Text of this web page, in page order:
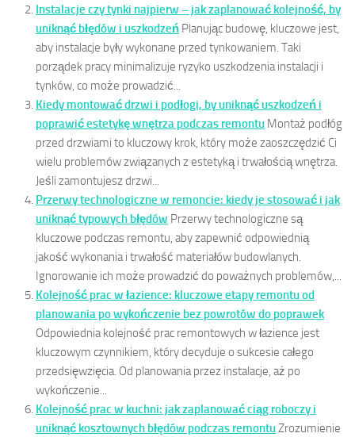
Instalacje czy tynki najpierw – jak zaplanować kolejność, by
uniknąć błędów i uszkodzeń Planując budowę, kluczowe jest,
aby instalacje były wykonane przed tynkowaniem. Taki
porządek pracy minimalizuje ryzyko uszkodzenia instalacji i
tynków, co może prowadzić...
Kiedy montować drzwi i podłogi, by uniknąć uszkodzeń i
poprawić estetykę wnętrza podczas remontu Montaż podłóg
przed drzwiami to kluczowy krok, który może zaoszczędzić Ci
wielu problemów związanych z estetyką i trwałością wnętrza.
Jeśli zamontujesz drzwi...
Przerwy technologiczne w remoncie: kiedy je stosować i jak
uniknąć typowych błędów Przerwy technologiczne są
kluczowe podczas remontu, aby zapewnić odpowiednią
jakość wykonania i trwałość materiałów budowlanych.
Ignorowanie ich może prowadzić do poważnych problemów,...
Kolejność prac w łazience: kluczowe etapy remontu od
planowania po wykończenie bez powrotów do poprawek
Odpowiednia kolejność prac remontowych w łazience jest
kluczowym czynnikiem, który decyduje o sukcesie całego
przedsięwzięcia. Od planowania przez instalacje, aż po
wykończenie...
Kolejność prac w kuchni: jak zaplanować ciąg roboczy i
uniknąć kosztownych błędów podczas remontuZrozumienie